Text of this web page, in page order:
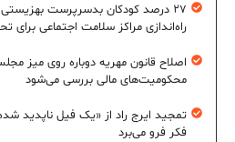
۲۷ درصد کودکان بدسرپرست
راه‌اندازی مراکز سلامت اجتماعی برای
اصلاح قانون مهریه دوباره روی میز
محکومیت‌های مالی بررسی می‌شود
تمجید ایرج راد از «یک فیل ناپدید
فکر فرو می‌برد